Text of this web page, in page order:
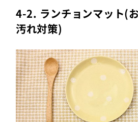
4-2. ランチョンマット(
汚れ対策)